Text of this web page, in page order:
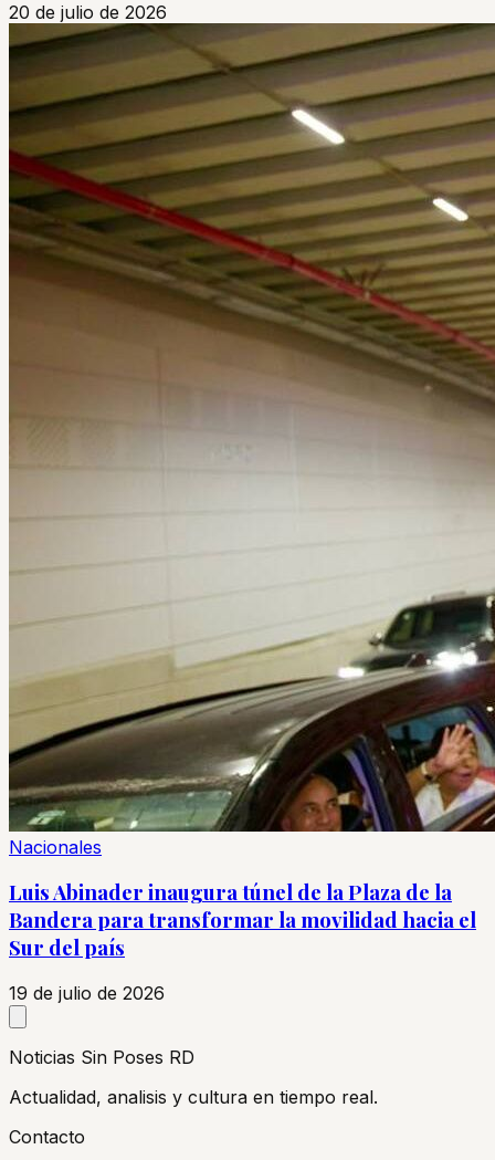
20 de julio de 2026
Nacionales
Luis Abinader inaugura túnel de la Plaza de la
Bandera para transformar la movilidad hacia el
Sur del país
19 de julio de 2026
Noticias Sin Poses RD
Actualidad, analisis y cultura en tiempo real.
Contacto